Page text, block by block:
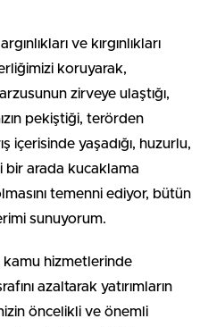
ve kırgınlıkları
koruyarak,
zirveye ulaştığı,
pekiştiği, terörden
içerisinde yaşadığı, huzurlu,
bir arada kucaklama
temenni ediyor, bütün
sunuyorum.
kamu hizmetlerinde
azaltarak yatırımların
öncelikli ve önemli